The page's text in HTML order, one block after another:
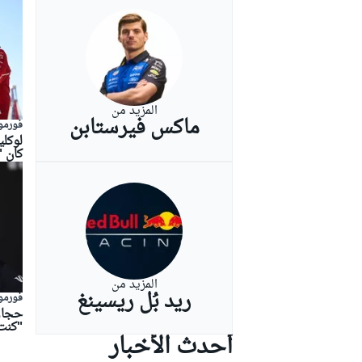
بطولات أخرى
المزيد من
ماكس فيرستابن
المزيد من
ريد بُل ريسينغ
أحدث الأخبار